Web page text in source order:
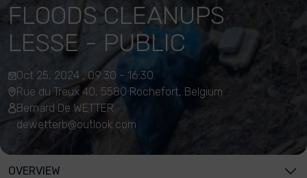
FLOODS CLEANUPS
LESSE - PUBLIC
Oct 25, 2024 , 09:30 - 16:30
Rue du Treux 40, 5580 Rochefort, Belgium
Bernard De WETTER
dewetterb@outlook.com
OVERVIEW